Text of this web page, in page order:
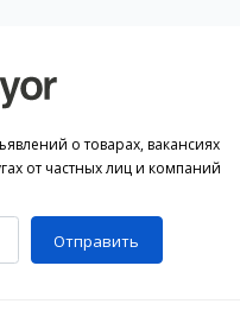
о товарах, вакансиях
от частных лиц и компаний
Отправить